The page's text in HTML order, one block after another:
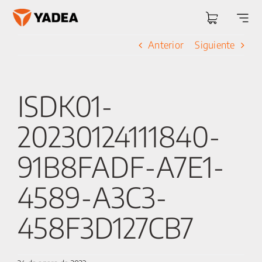
Saltar
Anterior Siguiente
ISDK01-
20230124111840-
91B8FADF-A7E1-
4589-A3C3-
458F3D127CB7